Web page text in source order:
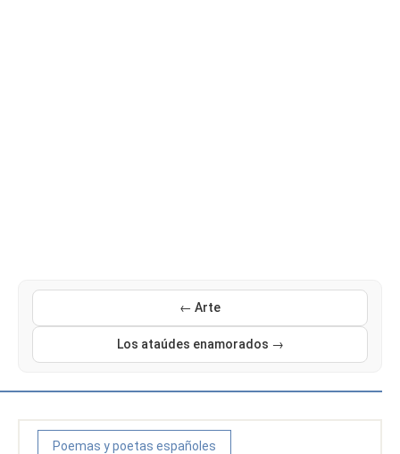
← Arte
Los ataúdes enamorados →
Poemas y poetas españoles